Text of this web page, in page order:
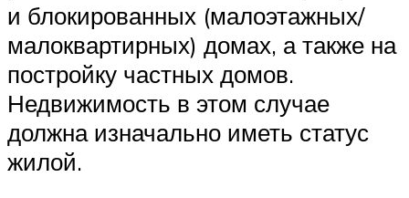
и блокированных (малоэтажных/
малоквартирных) домах, а также на
постройку частных домов.
Недвижимость в этом случае
должна изначально иметь статус
жилой.